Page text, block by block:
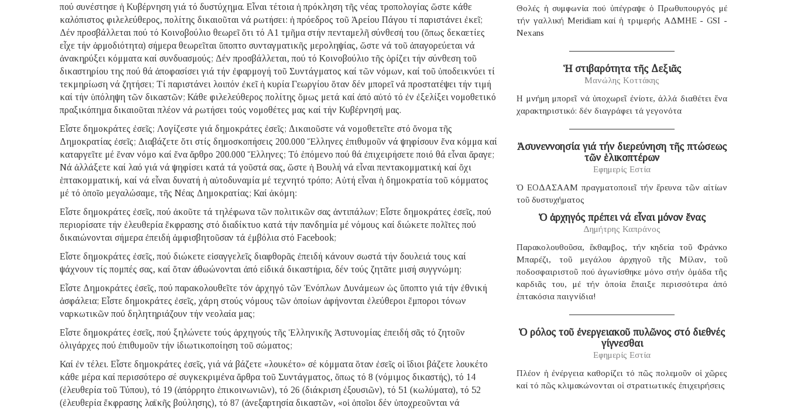
πού συνέστησε ἡ Κυβέρνηση γιά τό δυστύχημα. Εἶναι τέτοια ἡ πρόκληση τῆς νέας τροπολογίας ὥστε κάθε
καλόπιστος φιλελεύθερος, πολίτης δικαιοῦται νά ρωτήσει: ἡ πρόεδρος τοῦ Ἀρείου Πάγου τί παριστάνει ἐκεῖ;
Δέν προσβάλλεται πού τό Κοινοβούλιο θεωρεῖ ὅτι τό Α1 τμῆμα στήν πενταμελῆ σύνθεσή του (ὅπως δεκαετίες
εἶχε τήν ἁρμοδιότητα) σήμερα θεωρεῖται ὕποπτο συνταγματικῆς μεροληψίας, ὥστε νά τοῦ ἀπαγορεύεται νά
ἀνακηρύξει κόμματα καί συνδυασμούς; Δέν προσβάλλεται, πού τό Κοινοβούλιο τῆς ὁρίζει τήν σύνθεση τοῦ
δικαστηρίου της πού θά ἀποφασίσει γιά τήν ἐφαρμογή τοῦ Συντάγματος καί τῶν νόμων, καί τοῦ ὑποδεικνύει τί
τεκμηρίωση νά ζητήσει; Τί παριστάνει λοιπόν ἐκεῖ ἡ κυρία Γεωργίου ὅταν δέν μπορεῖ νά προστατέψει τήν τιμή
καί τήν ὑπόληψη τῶν δικαστῶν; Κάθε φιλελεύθερος πολίτης ὅμως μετά καί ἀπό αὐτό τό ἐν ἐξελίξει νομοθετικό
πραξικόπημα δικαιοῦται πλέον νά ρωτήσει τούς νομοθέτες μας καί τήν Κυβέρνησή μας.
Εἶστε δημοκράτες ἐσεῖς; Λογίζεστε γιά δημοκράτες ἐσεῖς; Δικαιοῦστε νά νομοθετεῖτε στό ὄνομα τῆς
Δημοκρατίας ἐσεῖς; Διαβάζετε ὅτι στίς δημοσκοπήσεις 200.000 Ἕλληνες ἐπιθυμοῦν νά ψηφίσουν ἕνα κόμμα καί
καταργεῖτε μέ ἕναν νόμο καί ἕνα ἄρθρο 200.000 Ἕλληνες; Τό ἑπόμενο πού θά ἐπιχειρήσετε ποιό θά εἶναι ἄραγε;
Νά ἀλλάξετε καί λαό γιά νά ψηφίσει κατά τά γοῦστά σας, ὥστε ἡ Βουλή νά εἶναι πεντακομματική καί ὄχι
ἑπτακομματική, καί νά εἶναι δυνατή ἡ αὐτοδυναμία μέ τεχνητό τρόπο; Αὐτή εἶναι ἡ δημοκρατία τοῦ κόμματος
μέ τό ὁποῖο μεγαλώσαμε, τῆς Νέας Δημοκρατίας; Καί ἀκόμη:
Εἶστε δημοκράτες ἐσεῖς, πού ἀκοῦτε τά τηλέφωνα τῶν πολιτικῶν σας ἀντιπάλων; Εἶστε δημοκράτες ἐσεῖς, πού
περιορίσατε τήν ἐλευθερία ἔκφρασης στό διαδίκτυο κατά τήν πανδημία μέ νόμους καί διώκετε πολῖτες πού
δικαιώνονται σήμερα ἐπειδή ἀμφισβητοῦσαν τά ἐμβόλια στό Facebook;
Εἶστε δημοκράτες ἐσεῖς, πού διώκετε εἰσαγγελεῖς διαφθορᾶς ἐπειδή κάνουν σωστά τήν δουλειά τους καί
ψάχνουν τίς πομπές σας, καί ὅταν ἀθωώνονται ἀπό εἰδικά δικαστήρια, δέν τούς ζητᾶτε μισή συγγνώμη;
Εἶστε Δημοκράτες ἐσεῖς, πού παρακολουθεῖτε τόν ἀρχηγό τῶν Ἐνόπλων Δυνάμεων ὡς ὕποπτο γιά τήν ἐθνική
ἀσφάλεια; Εἶστε δημοκράτες ἐσεῖς, χάρη στούς νόμους τῶν ὁποίων ἀφήνονται ἐλεύθεροι ἔμποροι τόνων
ναρκωτικῶν πού δηλητηριάζουν τήν νεολαία μας;
Εἶστε δημοκράτες ἐσεῖς, πού ξηλώνετε τούς ἀρχηγούς τῆς Ἑλληνικῆς Ἀστυνομίας ἐπειδή σᾶς τό ζητοῦν
ὀλιγάρχες πού ἐπιθυμοῦν τήν ἰδιωτικοποίηση τοῦ σώματος;
Καί ἐν τέλει. Εἶστε δημοκράτες ἐσεῖς, γιά νά βάζετε «λουκέτο» σέ κόμματα ὅταν ἐσεῖς οἱ ἴδιοι βάζετε λουκέτο
κάθε μέρα καί περισσότερο σέ συγκεκριμένα ἄρθρα τοῦ Συντάγματος, ὅπως τό 8 (νόμιμος δικαστής), τό 14
(ἐλευθερία τοῦ Τύπου), τό 19 (ἀπόρρητο ἐπικοινωνιῶν), τό 26 (διάκριση ἐξουσιῶν), τό 51 (κωλύματα), τό 52
(ἐλευθερία ἔκφρασης λαϊκῆς βούλησης), τό 87 (ἀνεξαρτησία δικαστῶν, «οἱ ὁποῖοι δέν ὑποχρεοῦνται νά
Θολές ἡ συμφωνία πού ὑπέγραψε ὁ Πρωθυπουργός μέ
τήν γαλλική Μeridiam καί ἡ τριμερής ΑΔΜΗΕ - GSI -
Nexans
Ἡ στιβαρότητα τῆς Δεξιᾶς
Μανώλης Κοττάκης
H μνήμη μπορεῖ νά ὑποχωρεῖ ἐνίοτε, ἀλλά διαθέτει ἕνα
χαρακτηριστικό: δέν διαγράφει τά γεγονότα
Ἀσυνεννοησία γιά τήν διερεύνηση τῆς πτώσεως
τῶν ἑλικοπτέρων
Εφημερίς Εστία
Ὁ ΕΟΔΑΣΑΑΜ πραγματοποιεῖ τήν ἔρευνα τῶν αἰτίων
τοῦ δυστυχήματος
Ὁ ἀρχηγός πρέπει νά εἶναι μόνον ἕνας
Δημήτρης Καπράνος
Παρακολουθοῦσα, ἔκθαμβος, τήν κηδεία τοῦ Φράνκο
Μπαρέζι, τοῦ μεγάλου ἀρχηγοῦ τῆς Μίλαν, τοῦ
ποδοσφαιριστοῦ πού ἀγωνίσθηκε μόνο στήν ὁμάδα τῆς
καρδιᾶς του, μέ τήν ὁποία ἔπαιξε περισσότερα ἀπό
ἑπτακόσια παιγνίδια!
Ὁ ρόλος τοῦ ἐνεργειακοῦ πυλῶνος στό διεθνές
γίγνεσθαι
Εφημερίς Εστία
Πλέον ἡ ἐνέργεια καθορίζει τό πῶς πολεμοῦν οἱ χῶρες
καί τό πῶς κλιμακώνονται οἱ στρατιωτικές ἐπιχειρήσεις